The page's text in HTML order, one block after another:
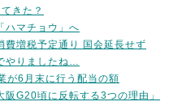
きた？
ハマチョウ」へ
増税予定通り 国会延長せず
やりましたね…
が6月末に行う配当の額
G20頃に反転する3つの理由」